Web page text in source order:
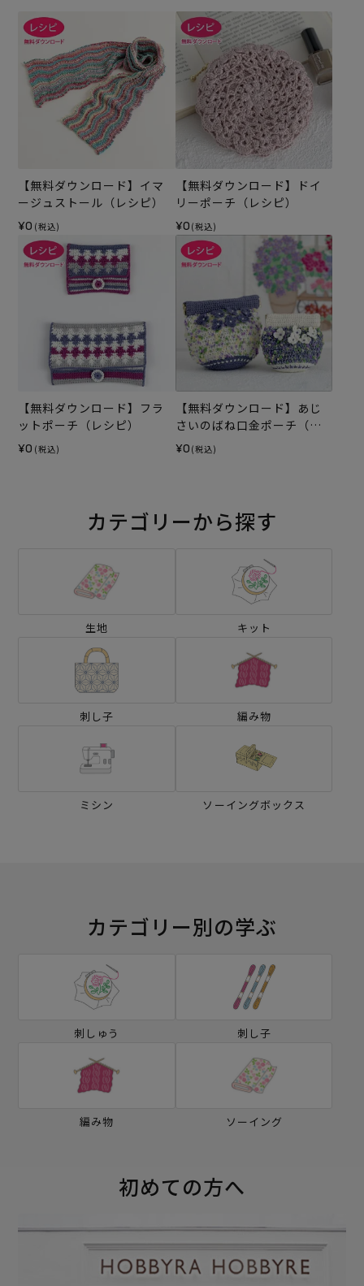
【無料ダウンロード】イマ
ージュストール（レシピ）
¥0 (税込)
【無料ダウンロード】ドイ
リーポーチ（レシピ）
¥0 (税込)
【無料ダウンロード】フラ
ットポーチ（レシピ）
¥0 (税込)
【無料ダウンロード】あじ
さいのばね口金ポーチ（レ
シピ）
¥0 (税込)
カテゴリーから探す
生地 キット
刺し子 編み物
ミシン ソーイングボックス
カテゴリー別の学ぶ
刺しゅう 刺し子
編み物 ソーイング
初めての方へ